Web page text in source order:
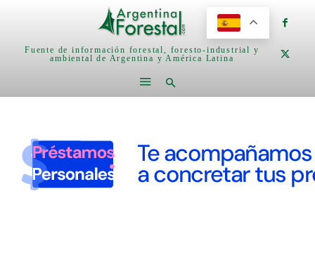
Fuente de información forestal, foresto-industrial y
ambiental de Argentina y América Latina